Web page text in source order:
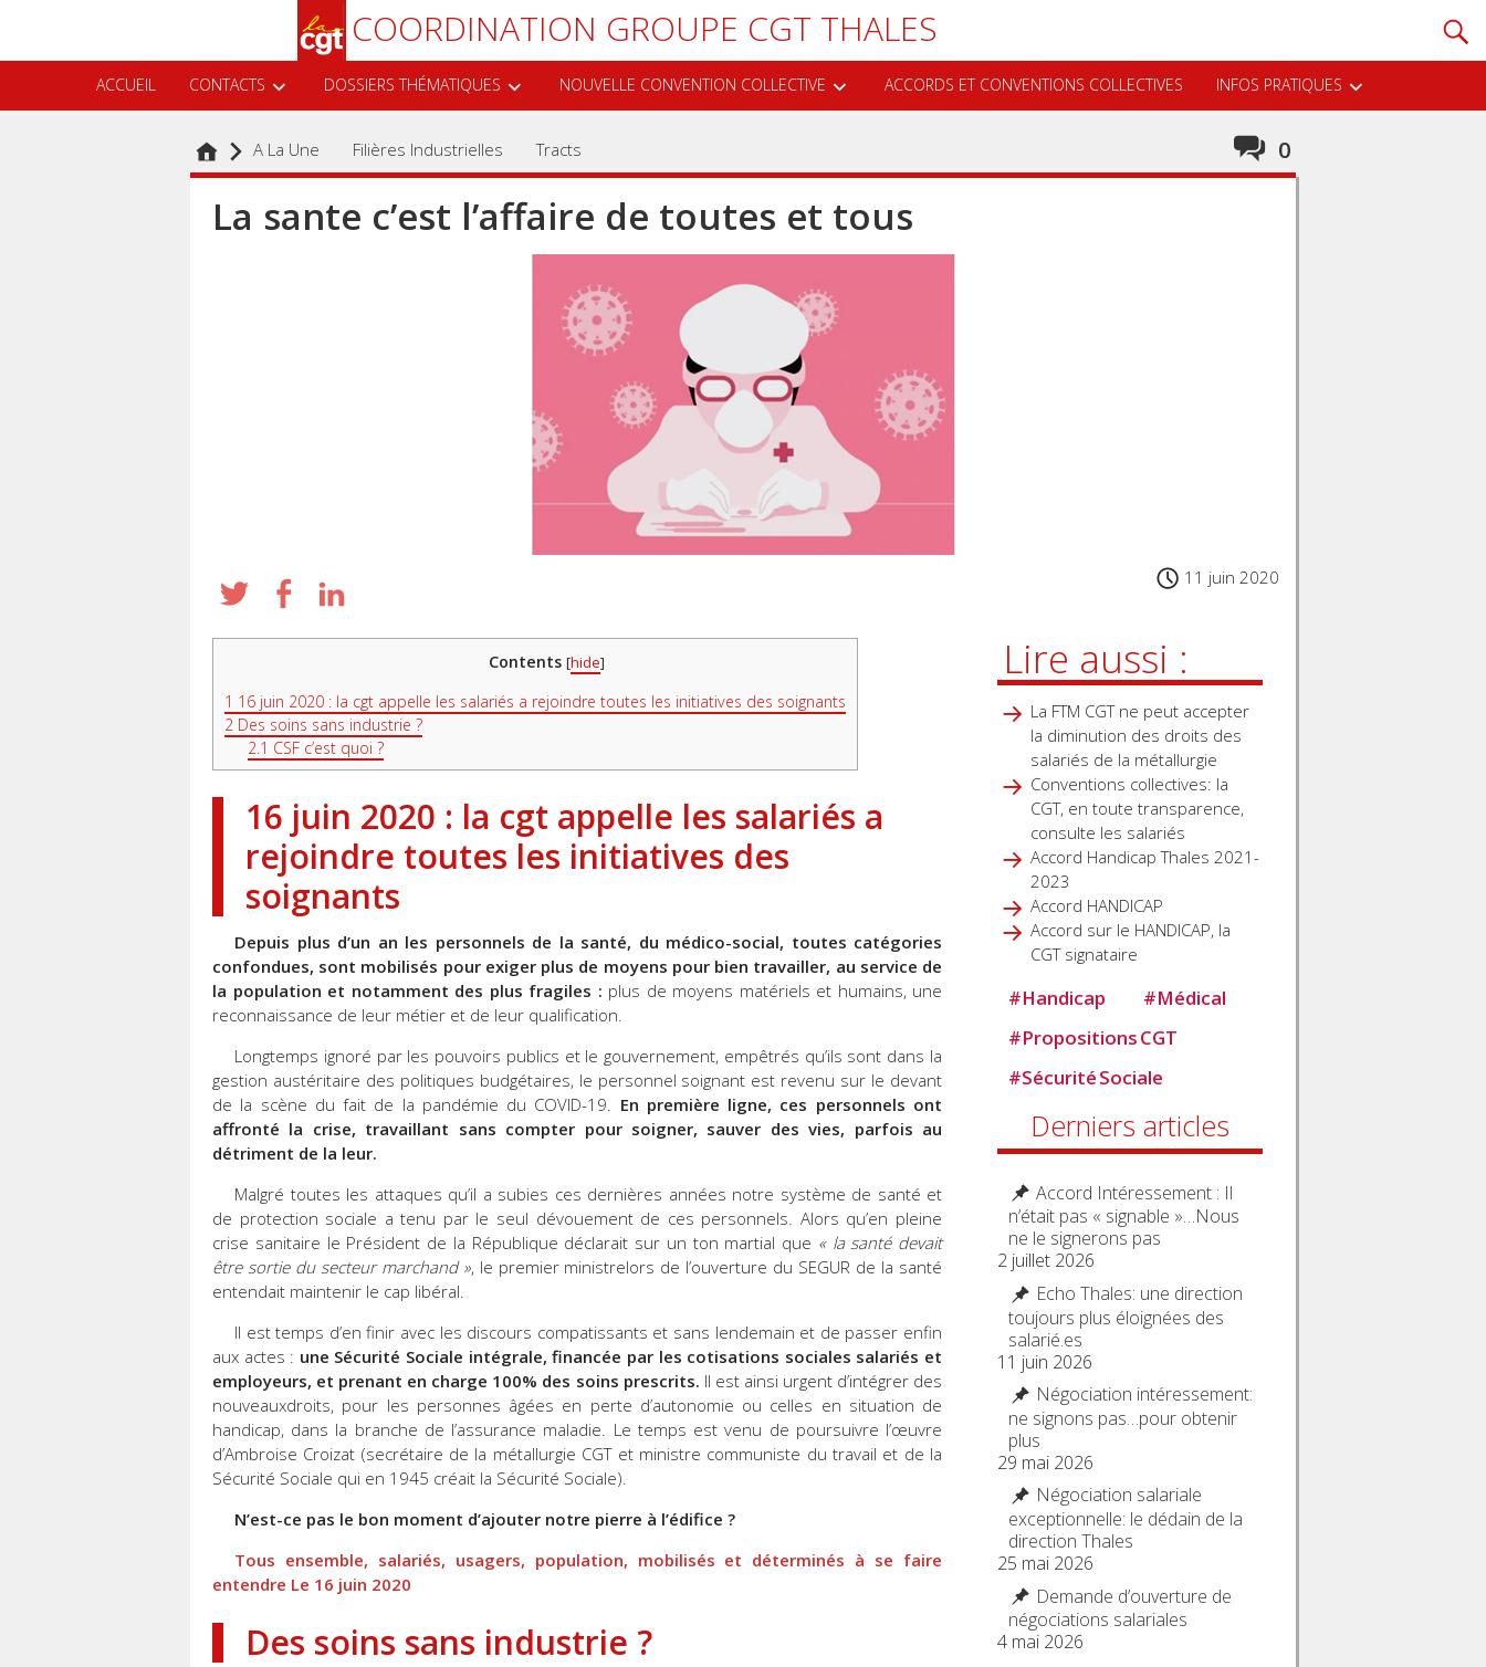
contenu
COORDINATION GROUPE CGT THALES
ACCUEIL CONTACTS DOSSIERS THÉMATIQUES NOUVELLE CONVENTION COLLECTIVE ACCORDS ET CONVENTIONS COLLECTIVES INFOS PRATIQUES
0
A La Une Filières Industrielles Tracts
La sante c’est l’affaire de toutes et tous
Contents [hide]
1 16 juin 2020 : la cgt appelle les salariés a rejoindre toutes les initiatives des soignants
2 Des soins sans industrie ?
2.1 CSF c’est quoi ?
16 juin 2020 : la cgt appelle les salariés a
rejoindre toutes les initiatives des
soignants
Depuis plus d’un an les personnels de la santé, du médico-social, toutes catégories
confondues, sont mobilisés pour exiger plus de moyens pour bien travailler, au service de
la population et notamment des plus fragiles : plus de moyens matériels et humains, une
reconnaissance de leur métier et de leur qualification.
Longtemps ignoré par les pouvoirs publics et le gouvernement, empêtrés qu’ils sont dans la
gestion austéritaire des politiques budgétaires, le personnel soignant est revenu sur le devant
de la scène du fait de la pandémie du COVID-19. En première ligne, ces personnels ont
affronté la crise, travaillant sans compter pour soigner, sauver des vies, parfois au
détriment de la leur.
Malgré toutes les attaques qu’il a subies ces dernières années notre système de santé et
de protection sociale a tenu par le seul dévouement de ces personnels. Alors qu’en pleine
crise sanitaire le Président de la République déclarait sur un ton martial que « la santé devait
être sortie du secteur marchand », le premier ministrelors de l’ouverture du SEGUR de la santé
entendait maintenir le cap libéral.
Il est temps d’en finir avec les discours compatissants et sans lendemain et de passer enfin
aux actes : une Sécurité Sociale intégrale, financée par les cotisations sociales salariés et
employeurs, et prenant en charge 100% des soins prescrits. Il est ainsi urgent d’intégrer des
nouveauxdroits, pour les personnes âgées en perte d’autonomie ou celles en situation de
handicap, dans la branche de l’assurance maladie. Le temps est venu de poursuivre l’œuvre
d’Ambroise Croizat (secrétaire de la métallurgie CGT et ministre communiste du travail et de la
Sécurité Sociale qui en 1945 créait la Sécurité Sociale).
N’est-ce pas le bon moment d’ajouter notre pierre à l’édifice ?
Tous ensemble, salariés, usagers, population, mobilisés et déterminés à se faire
entendre Le 16 juin 2020
Des soins sans industrie ?
11 juin 2020
Lire aussi :
La FTM CGT ne peut accepter
la diminution des droits des
salariés de la métallurgie
Conventions collectives: la
CGT, en toute transparence,
consulte les salariés
Accord Handicap Thales 2021-
2023
Accord HANDICAP
Accord sur le HANDICAP, la
CGT signataire
#Handicap #Médical
#Propositions CGT
#Sécurité Sociale
Derniers articles
Accord Intéressement : Il
n’était pas « signable »…Nous
ne le signerons pas
2 juillet 2026
Echo Thales: une direction
toujours plus éloignées des
salarié.es
11 juin 2026
Négociation intéressement:
ne signons pas…pour obtenir
plus
29 mai 2026
Négociation salariale
exceptionnelle: le dédain de la
direction Thales
25 mai 2026
Demande d’ouverture de
négociations salariales
4 mai 2026